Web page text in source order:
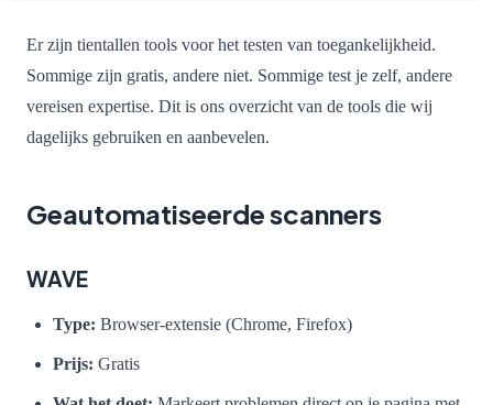
Er zijn tientallen tools voor het testen van toegankelijkheid.
Sommige zijn gratis, andere niet. Sommige test je zelf, andere
vereisen expertise. Dit is ons overzicht van de tools die wij
dagelijks gebruiken en aanbevelen.
Geautomatiseerde scanners
WAVE
Type: Browser-extensie (Chrome, Firefox)
Prijs: Gratis